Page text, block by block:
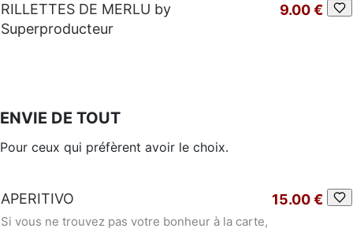
RILLETTES DE MERLU by
Superproducteur
9.00 €
ENVIE DE TOUT
Pour ceux qui préfèrent avoir le choix.
APERITIVO
Si vous ne trouvez pas votre bonheur à la carte,
15.00 €